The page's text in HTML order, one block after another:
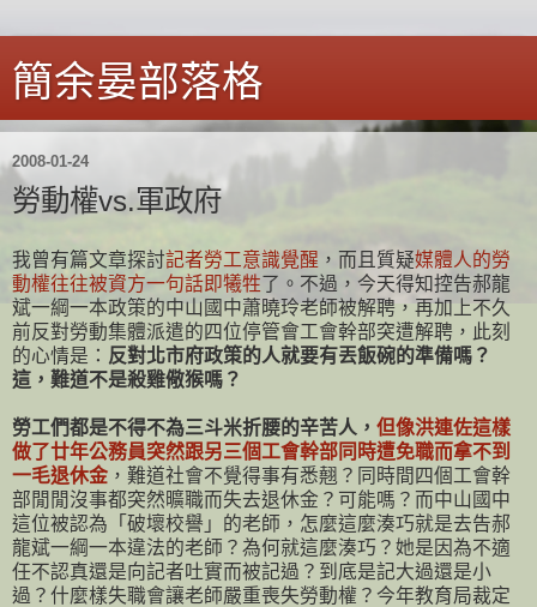
簡余晏部落格
2008-01-24
勞動權vs.軍政府
我曾有篇文章探討記者勞工意識覺醒 ，而且質疑媒體人的勞
動權往往被資方一句話即犧牲了。不過，今天得知控告郝龍
斌一綱一本政策的中山國中蕭曉玲老師被解聘，再加上不久
前反對勞動集體派遣的四位停管會工會幹部突遭解聘，此刻
的心情是： 反對北市府政策的人就要有丟飯碗的準備嗎？
這， 難道不是殺雞儆猴嗎 ？
勞工們都是不得不為三斗米折腰的辛苦人， 但像洪連佐這樣
做了廿年公務員突然跟另三個工會幹部同時遭免職而拿不到
一毛退休金 ，難道社會不覺得事有悉翹？同時間四個工會幹
部閒閒沒事都突然曠職而失去退休金？可能嗎？而中山國中
這位被認為「破壞校譽」的老師，怎麼這麼湊巧就是去告郝
龍斌一綱一本違法的老師？為何就這麼湊巧？她是因為不適
任不認真還是向記者吐實而被記過？到底是記大過還是小
過？什麼樣失職會讓老師嚴重喪失勞動權？今年教育局裁定